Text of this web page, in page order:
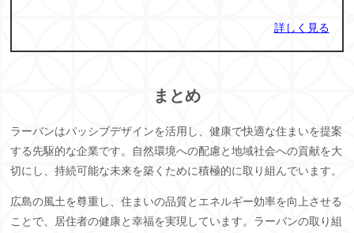
詳しく見る
まとめ
ラーバンはパッシブデザインを活用し、健康で快適な住まいを提案
する先駆的な企業です。自然環境への配慮と地域社会への貢献を大
切にし、持続可能な未来を築くために積極的に取り組んでいます。
広島の風土を尊重し、住まいの品質とエネルギー効率を向上させる
ことで、居住者の健康と幸福を実現しています。ラーバンの取り組